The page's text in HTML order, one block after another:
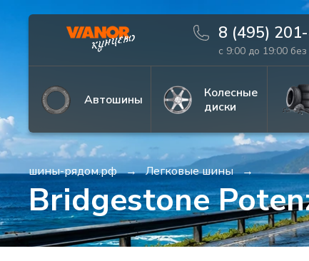
8 (495)
с 9:00 до 19:00
Автошины
Колесные
диски
шины-рядом.рф Легковые шины
Bridgestone
Информация Фото товара